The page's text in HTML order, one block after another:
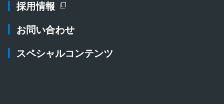
採用情報
お問い合わせ
スペシャルコンテンツ